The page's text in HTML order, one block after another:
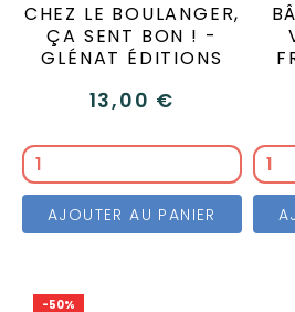
CHEZ LE BOULANGER,
ÇA SENT BON ! -
GLÉNAT ÉDITIONS
13,00 €
AJOUTER AU PANIER
-50%